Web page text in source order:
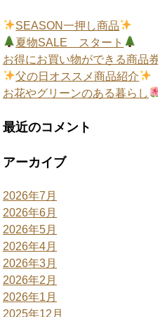
SEASON一押し商品
夏物SALE スタート
お得にお買い物ができる商品
父の日オススメ商品紹介
お花やグリーンのある暮らし
最近のコメント
アーカイブ
2026年7月
2026年6月
2026年5月
2026年4月
2026年3月
2026年2月
2026年1月
2025年12月